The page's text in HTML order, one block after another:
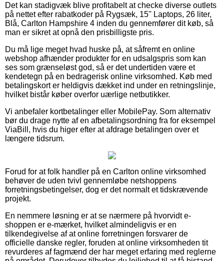
Det kan stadigvæk blive profitabelt at checke diverse outlets
på nettet efter rabatkoder på Rygsæk, 15'' Laptops, 26 liter,
Blå, Carlton Hampshire 4 inden du gennemfører dit køb, så
man er sikret at opnå den prisbilligste pris.
Du må lige meget hvad huske på, at såfremt en online
webshop afhænder produkter for en udsalgspris som kan
ses som grænseløst god, så er det undertiden være et
kendetegn på en bedragerisk online virksomhed. Køb med
betalingskort er heldigvis dækket ind under en retningslinje,
hvilket bistår køber overfor uærlige netbutikker.
Vi anbefaler kortbetalinger eller MobilePay. Som alternativ
bør du drage nytte af en afbetalingsordning fra for eksempel
ViaBill, hvis du higer efter at afdrage betalingen over et
længere tidsrum.
Forud for at folk handler på en Carlton online virksomhed
behøver de uden tvivl gennemløbe netshoppens
forretningsbetingelser, dog er det normalt et tidskrævende
projekt.
En nemmere løsning er at se nærmere på hvorvidt e-
shoppen er e-mærket, hvilket almindeligvis er en
tilkendegivelse af at online forretningen forsvarer de
officielle danske regler, foruden at online virksomheden tit
revurderes af fagmænd der har meget erfaring med reglerne